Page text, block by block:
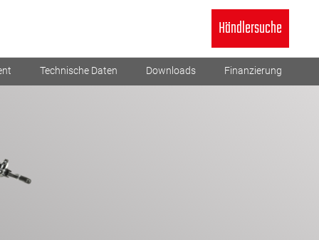
Händlersuche
Technische Daten Downloads Finanzierung